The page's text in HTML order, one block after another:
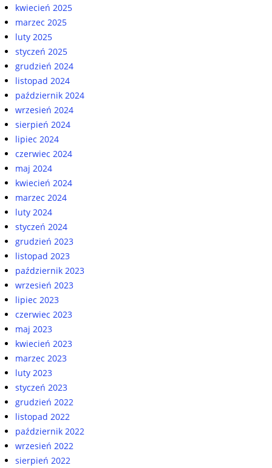
kwiecień 2025
marzec 2025
luty 2025
styczeń 2025
grudzień 2024
listopad 2024
październik 2024
wrzesień 2024
sierpień 2024
lipiec 2024
czerwiec 2024
maj 2024
kwiecień 2024
marzec 2024
luty 2024
styczeń 2024
grudzień 2023
listopad 2023
październik 2023
wrzesień 2023
lipiec 2023
czerwiec 2023
maj 2023
kwiecień 2023
marzec 2023
luty 2023
styczeń 2023
grudzień 2022
listopad 2022
październik 2022
wrzesień 2022
sierpień 2022